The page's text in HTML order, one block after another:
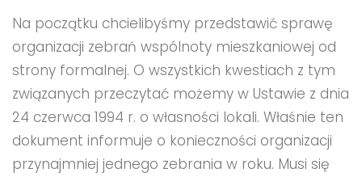
Na początku chcielibyśmy przedstawić sprawę
organizacji zebrań wspólnoty mieszkaniowej od
strony formalnej. O wszystkich kwestiach z tym
związanych przeczytać możemy w Ustawie z dnia
24 czerwca 1994 r. o własności lokali. Właśnie ten
dokument informuje o konieczności organizacji
przynajmniej jednego zebrania w roku. Musi się